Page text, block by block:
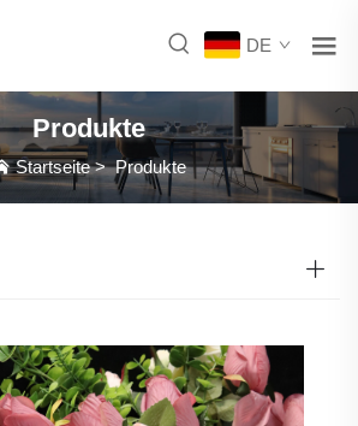
DE
Produkte
Startseite>Produkte